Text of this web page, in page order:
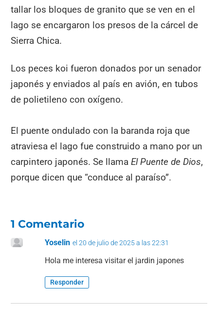
tallar los bloques de granito que se ven en el
lago se encargaron los presos de la cárcel de
Sierra Chica.
Los peces koi fueron donados por un senador
japonés y enviados al país en avión, en tubos
de polietileno con oxígeno.
El puente ondulado con la baranda roja que
atraviesa el lago fue construido a mano por un
carpintero japonés. Se llamaEl Puente de Dios,
porque dicen que “conduce al paraíso”.
1 Comentario
Yoselin el 20 de julio de 2025 a las 22:31
Hola me interesa visitar el jardin japones
Responder